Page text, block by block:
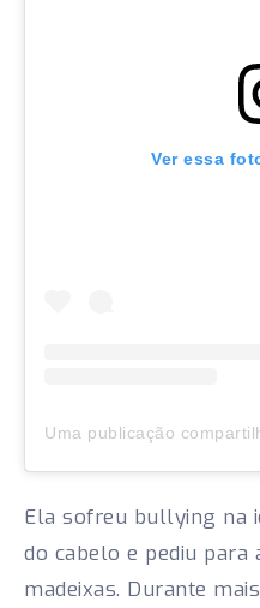
Ver essa
Ela sofreu bullying na
do cabelo e pediu para
madeixas. Durante